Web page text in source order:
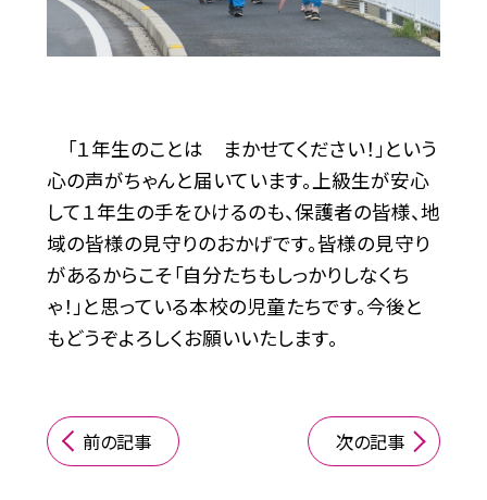
「１年生のことは まかせてください！」という
心の声がちゃんと届いています。上級生が安心
して１年生の手をひけるのも、保護者の皆様、地
域の皆様の見守りのおかげです。皆様の見守り
があるからこそ「自分たちもしっかりしなくち
ゃ！」と思っている本校の児童たちです。今後と
もどうぞよろしくお願いいたします。
前の記事 次の記事